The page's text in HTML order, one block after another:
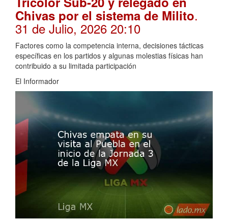
Chivas por el sistema de Milito.
31 de Julio, 2026 20:10
Factores como la competencia interna, decisiones tácticas
específicas en los partidos y algunas molestias físicas han
contribuido a su limitada participación
El Informador